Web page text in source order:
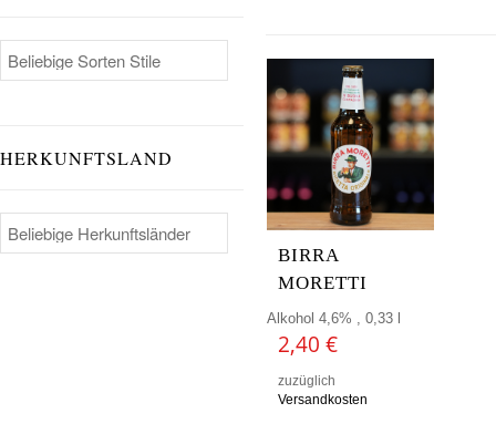
HERKUNFTSLAND
BIRRA
MORETTI
Alkohol 4,6% , 0,33 l
2,40 €
zuzüglich
Versandkosten